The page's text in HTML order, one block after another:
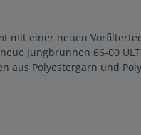
mit einer neuen
Jungbrunnen 66-00
aus Polyestergarn und